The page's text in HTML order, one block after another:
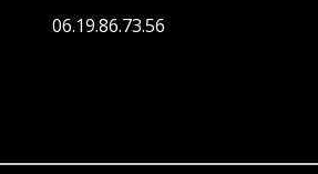
06.19.86.73.56